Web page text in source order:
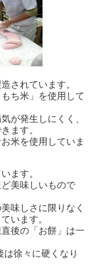
されています。
ち米」を使用して
が発生しにくく、
ます。
米を使用していま
ます。
美味しいもので
味しさに限りなく
います。
後の「お餅」は一
徐々に硬くなり